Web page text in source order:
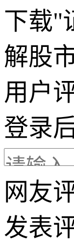
下载"
解股
用户
登录
网友
发表